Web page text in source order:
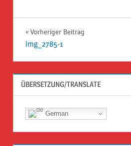
Beitragsnavigation
Vorheriger Beitrag
img_2785-1
ÜBERSETZUNG/TRANSLATE
German